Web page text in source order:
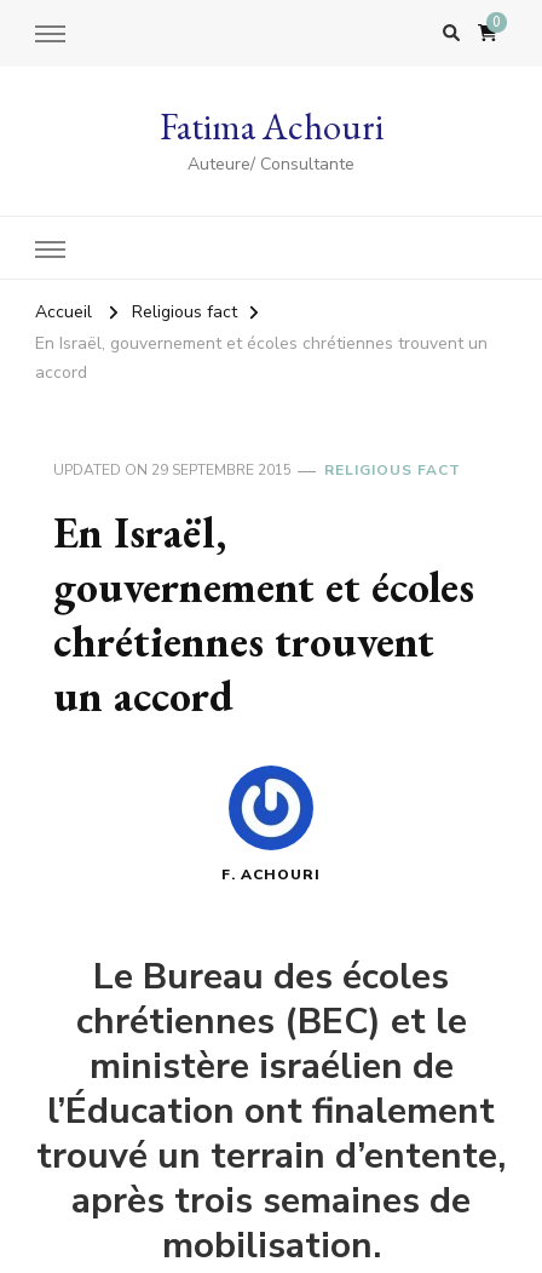
0
Fatima Achouri
Auteure/ Consultante
Accueil
Religious fact
En Israël, gouvernement et écoles chrétiennes trouvent un
accord
UPDATED ON 29 SEPTEMBRE 2015 RELIGIOUS FACT
En Israël,
gouvernement et écoles
chrétiennes trouvent
un accord
F. ACHOURI
Le Bureau des écoles
chrétiennes (BEC) et le
ministère israélien de
l’Éducation ont finalement
trouvé un terrain d’entente,
après trois semaines de
mobilisation.